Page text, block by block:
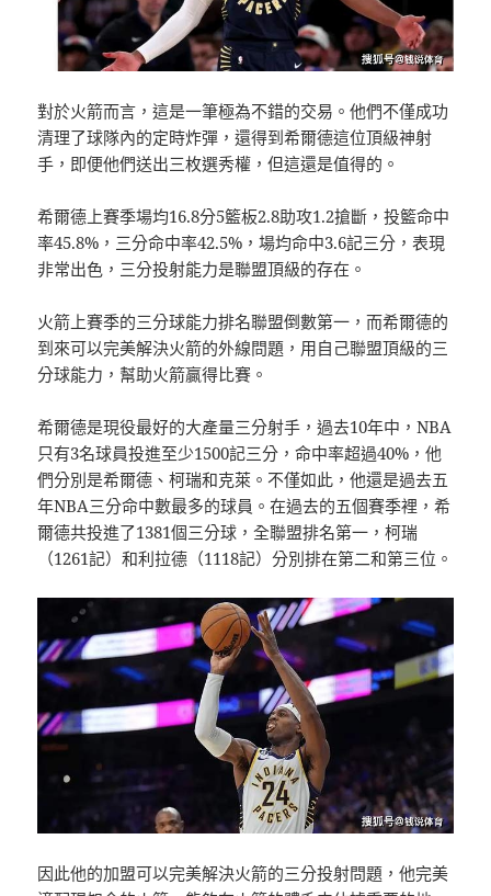
對於火箭而言，這是一筆極為不錯的交易。他們不僅成功
清理了球隊內的定時炸彈，還得到希爾德這位頂級神射
手，即便他們送出三枚選秀權，但這還是值得的。
希爾德上賽季場均16.8分5籃板2.8助攻1.2搶斷，投籃命中
率45.8%，三分命中率42.5%，場均命中3.6記三分，表現
非常出色，三分投射能力是聯盟頂級的存在。
火箭上賽季的三分球能力排名聯盟倒數第一，而希爾德的
到來可以完美解決火箭的外線問題，用自己聯盟頂級的三
分球能力，幫助火箭贏得比賽。
希爾德是現役最好的大產量三分射手，過去10年中，NBA
只有3名球員投進至少1500記三分，命中率超過40%，他
們分別是希爾德、柯瑞和克萊。不僅如此，他還是過去五
年NBA三分命中數最多的球員。在過去的五個賽季裡，希
爾德共投進了1381個三分球，全聯盟排名第一，柯瑞
（1261記）和利拉德（1118記）分別排在第二和第三位。
因此他的加盟可以完美解決火箭的三分投射問題，他完美